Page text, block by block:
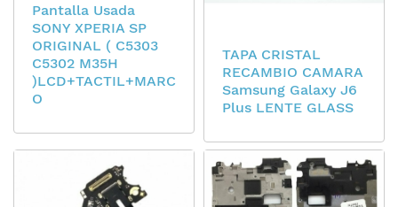
Pantalla Usada
SONY XPERIA SP
ORIGINAL ( C5303
C5302 M35H
)LCD+TACTIL+MARC
O
TAPA CRISTAL
RECAMBIO CAMARA
Samsung Galaxy J6
Plus LENTE GLASS